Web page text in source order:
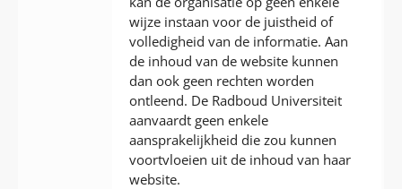
wijze instaan voor de juistheid of
volledigheid van de informatie. Aan
de inhoud van de website kunnen
dan ook geen rechten worden
ontleend. De Radboud Universiteit
aanvaardt geen enkele
aansprakelijkheid die zou kunnen
voortvloeien uit de inhoud van haar
website.